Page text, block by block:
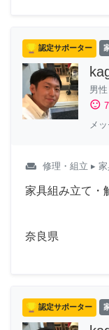
認定サポーター
男性
sentiment_satisfied
メ
weekend 修理・組立 ▸
家具組み立て・
奈良県
認定サポーター